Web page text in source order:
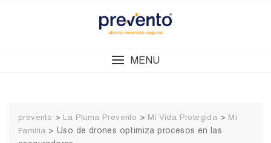
MENU
prevento > La Pluma Prevento > Mi Vida Protegida > Mi
Familia >Uso de drones optimiza procesos en las